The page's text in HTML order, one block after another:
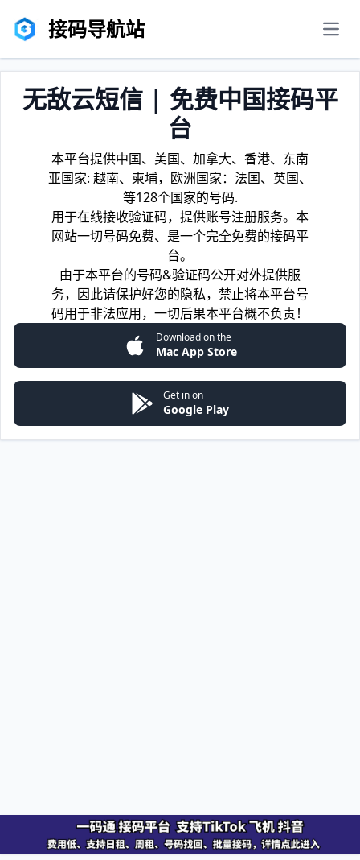
接码导航站
无敌云短信 | 免费中国接码平
台
本平台提供中国、美国、加拿大、香港、东南
亚国家: 越南、柬埔，欧洲国家：法国、英国、
等128个国家的号码.
用于在线接收验证码，提供账号注册服务。本
网站一切号码免费、是一个完全免费的接码平
台。
由于本平台的号码&验证码公开对外提供服
务，因此请保护好您的隐私，禁止将本平台号
码用于非法应用，一切后果本平台概不负责！
Download on the
Mac App Store
Get in on
Google Play